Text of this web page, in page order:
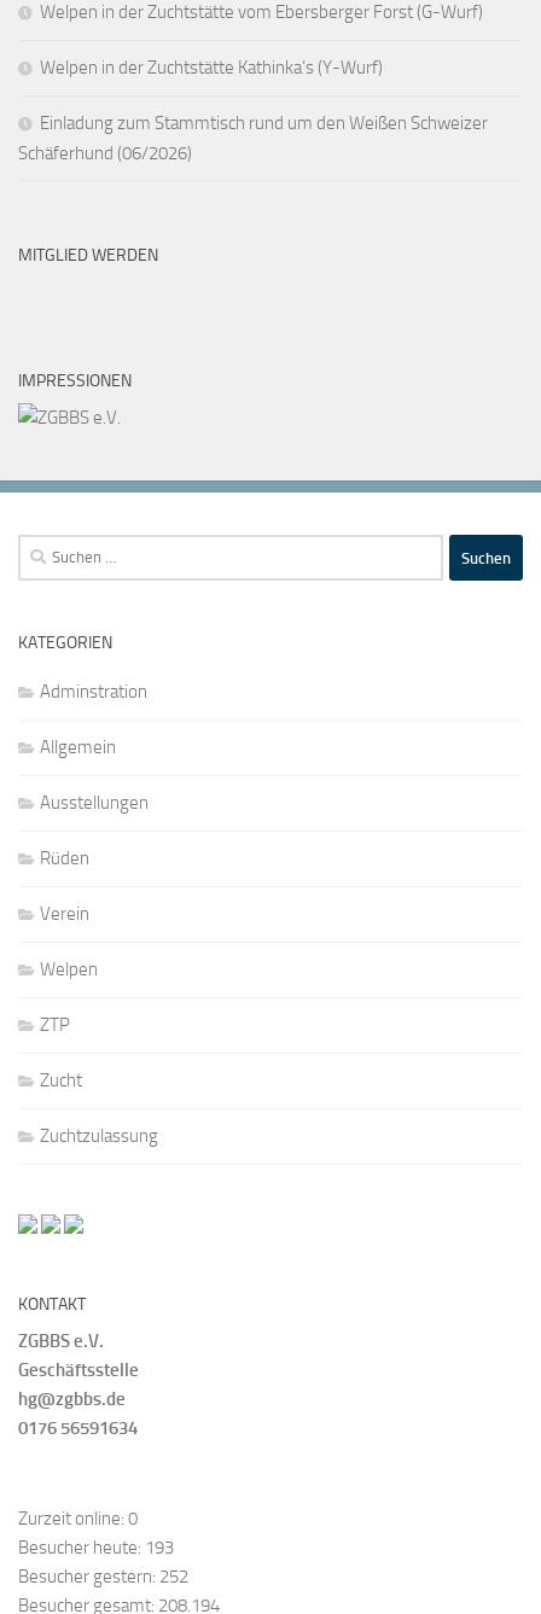
Welpen in der Zuchtstätte vom Ebersberger Forst (G-Wurf)
Welpen in der Zuchtstätte Kathinka’s (Y-Wurf)
Einladung zum Stammtisch rund um den Weißen Schweizer
Schäferhund (06/2026)
MITGLIED WERDEN
IMPRESSIONEN
Suchen
nach:
KATEGORIEN
Adminstration
Allgemein
Ausstellungen
Rüden
Verein
Welpen
ZTP
Zucht
Zuchtzulassung
KONTAKT
ZGBBS e.V.
Geschäftsstelle
hg@zgbbs.de
0176 56591634
Zurzeit online: 0
Besucher heute: 193
Besucher gestern: 252
Besucher gesamt: 208.194